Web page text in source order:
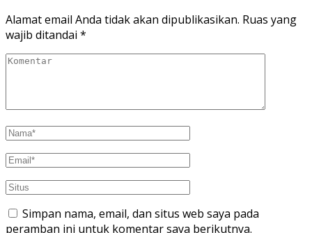
Alamat email Anda tidak akan dipublikasikan. Ruas yang
wajib ditandai *
Simpan nama, email, dan situs web saya pada
peramban ini untuk komentar saya berikutnya.